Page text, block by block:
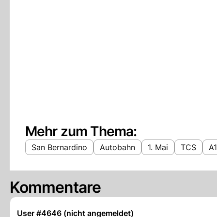
Mehr zum Thema:
San Bernardino Autobahn 1. Mai TCS
Kommentare
User #4646 (nicht angemeldet)